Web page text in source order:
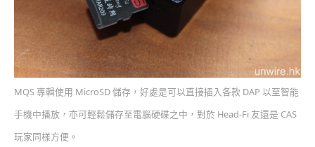
MQS 專輯使用 MicroSD 儲存，好處是可以直接插入各款 DAP 以至智能
手機中播放，亦可輕鬆儲存至電腦硬碟之中，對於 Head-Fi 友還是 CAS
玩家同樣方便。